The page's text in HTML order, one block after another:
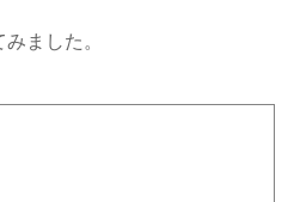
ました。